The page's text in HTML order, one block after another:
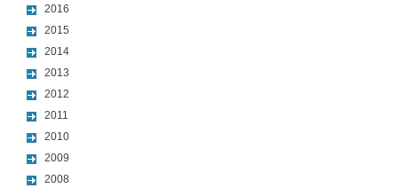
2016
2015
2014
2013
2012
2011
2010
2009
2008